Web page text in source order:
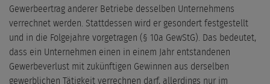
Gewerbeertrag anderer Betriebe desselben Unternehmens
verrechnet werden. Stattdessen wird er gesondert festgestellt
und in die Folgejahre vorgetragen (§ 10a GewStG). Das bedeutet,
dass ein Unternehmen einen in einem Jahr entstandenen
Gewerbeverlust mit zukünftigen Gewinnen aus derselben
gewerblichen Tätigkeit verrechnen darf, allerdings nur im